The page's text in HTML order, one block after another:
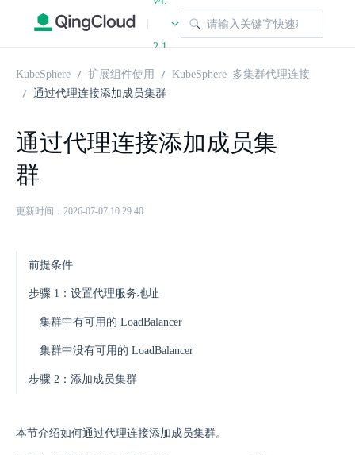
|
2.1
KubeSphere 扩展组件使用
KubeSphere 多集群代理连接
通过代理连接添加成员集群
通过代理连接添加成员集
群
更新时间：2026-07-07 10:29:40
前提条件
步骤 1：设置代理服务地址
集群中有可用的 LoadBalancer
集群中没有可用的 LoadBalancer
步骤 2：添加成员集群
本节介绍如何通过代理连接添加成员集群。